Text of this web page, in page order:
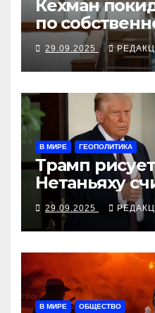
Кехман
по
29.09.2025
В МИРЕ ГЕОПОЛИТИКА
Трамп
Нетаньяху
29.09.2025
В МИРЕ ОБЩЕСТВО